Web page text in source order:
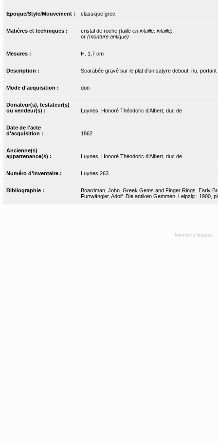
Epoque/Style/Mouvement : classique grec
Matières et techniques : cristal de roche (taille en intaille, intaille)
or (monture antique)
Mesures : H. 1,7 cm
Description : Scarabée gravé sur le plat d'un satyre debout, nu,
Mode d'acquisition : don
Donateur(s), testateur(s)
ou vendeur(s) :
Luynes, Honoré Théodoric d’Albert, duc de
Date de l'acte
d'acquisition :
1862
Ancienne(s)
appartenance(s) :
Luynes, Honoré Théodoric d’Albert, duc de
Numéro d'inventaire : Luynes.263
Bibliographie :
Boardman, John. Greek Gems and Finger Rings. Early
Furtwängler, Adolf. Die antiken Gemmen. Leipzig : 1900,
Mentions légales